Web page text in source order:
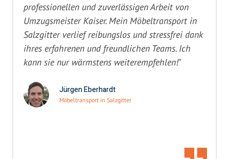
professionellen und zuverlässigen Arbeit von
Umzugsmeister Kaiser. Mein Möbeltransport in
Salzgitter verlief reibungslos und stressfrei dank
ihres erfahrenen und freundlichen Teams. Ich
kann sie nur wärmstens weiterempfehlen!"
Jürgen Eberhardt
Möbeltransport in Salzgitter